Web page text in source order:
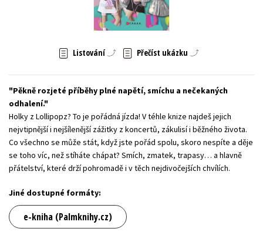
Zahraniční literatura
Listování Přečíst ukázku
Pěkně rozjeté příběhy plné napětí, smíchu a nečekaných
odhalení.
Holky z Lollipopz? To je pořádná jízda! V téhle knize najdeš jejich
nejvtipnější i nejšílenější zážitky z koncertů, zákulisí i běžného života.
Co všechno se může stát, když jste pořád spolu, skoro nespíte a děje
se toho víc, než stíháte chápat? Smích, zmatek, trapasy… a hlavně
přátelství, které drží pohromadě i v těch nejdivočejších chvílích.
Jiné dostupné formáty:
e-kniha (Palmknihy.cz)